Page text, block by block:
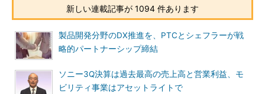
新しい連載記事が 1094 件あります
製品開発分野のDX推進を、PTCとシェフラーが戦
略的パートナーシップ締結
ソニー3Q決算は過去最高の売上高と営業利益、モ
ビリティ事業はアセットライトで